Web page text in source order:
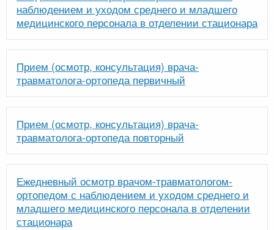
наблюдением и уходом среднего и младшего
медицинского персонала в отделении стационара
Прием (осмотр, консультация) врача-
травматолога-ортопеда первичный
Прием (осмотр, консультация) врача-
травматолога-ортопеда повторный
Ежедневный осмотр врачом-травматологом-
ортопедом с наблюдением и уходом среднего и
младшего медицинского персонала в отделении
стационара